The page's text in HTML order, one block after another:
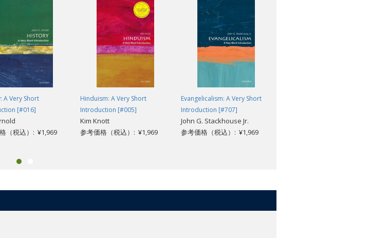
art to pop art, physics to phenomenology, technological inventions to literary
the author illuminates with clarity and vision the philosophy of
A Very Short
[#016]
（税込）: ¥1,969
Hinduism: A Very Short
Introduction [#005]
Kim Knott
参考価格（税込）: ¥1,969
Evangelicalism: A Very Short
Introduction [#707]
John G. Stackhouse Jr.
参考価格（税込）: ¥1,969